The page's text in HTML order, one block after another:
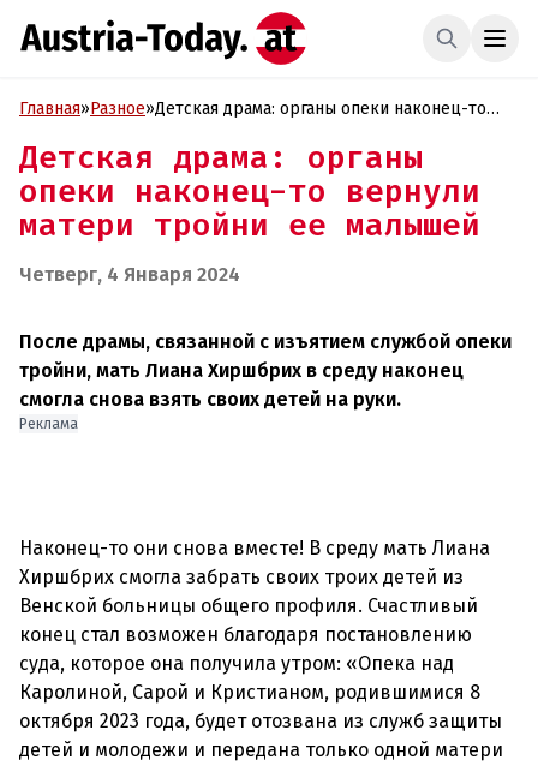
Главная»Разное»Детская драма: органы опеки наконец-то
Детская драма: органы
опеки наконец-то вернули
матери тройни ее малышей
Четверг, 4 Января 2024
После драмы, связанной с изъятием службой опеки
тройни, мать Лиана Хиршбрих в среду наконец
смогла снова взять своих детей на руки.
Реклама
Наконец-то они снова вместе! В среду мать Лиана
Хиршбрих смогла забрать своих троих детей из
Венской больницы общего профиля. Счастливый
конец стал возможен благодаря постановлению
суда, которое она получила утром: «Опека над
Каролиной, Сарой и Кристианом, родившимися 8
октября 2023 года, будет отозвана из служб защиты
детей и молодежи и передана только одной матери